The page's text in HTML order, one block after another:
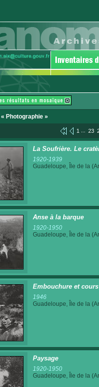
« Photographie »
1 ... 23
La Soufrière. Le
1920-1939
Guadeloupe, Île de la
Anse à la barque
1920-1950
Guadeloupe, Île de la
Embouchure et
1946
Guadeloupe, Île de la
Paysage
1920-1950
Guadeloupe, Île de la